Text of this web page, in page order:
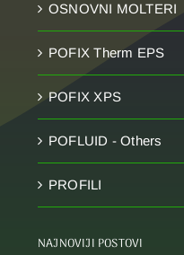
OSNOVNI MOLTERI
POFIX Therm EPS
POFIX XPS
POFLUID - Others
PROFILI
NAJNOVIJI POSTOVI